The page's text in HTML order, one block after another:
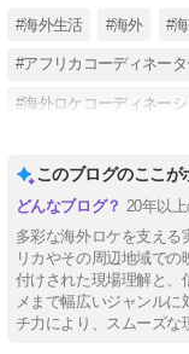
#海外生活 #海外 #
#アフリカコーディネー
#海外ロケコーディネー
#部族このブログのここが
20年以
多彩な海外ロケを支える
リカやその周辺地域で
付けされた現場理解と、
メまで幅広いジャンル
チ力により、スムーズな